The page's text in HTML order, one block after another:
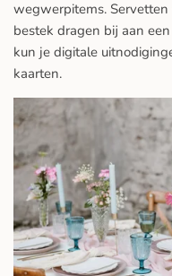
wegwerpitems.
bestek dragen bij aan
kun je digitale
kaarten.